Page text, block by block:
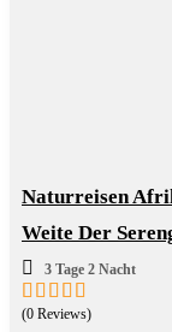
Naturreisen
Weite Der
3 Tage 2 Nacht
0
5
(0 Reviews)